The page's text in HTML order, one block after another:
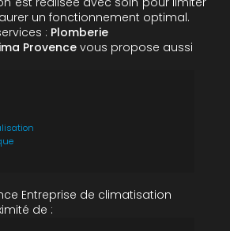
un fonctionnement optimal.
: Plomberie
Provence vous propose aussi
Entreprise de climatisation
de :